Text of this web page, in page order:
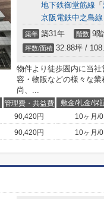
地下鉄御堂筋線 「
京阪電鉄中之島線
築年 築31年 階数 9
坪数/面積 32.88坪 /
物件より徒歩圏内に当
容・物販などの様々な業
尚、...
管理費・共益費 敷金/礼金/保
90,420円 10ヶ月 /
90,420円 10ヶ月 /